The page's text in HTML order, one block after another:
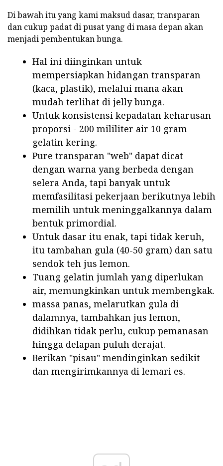
Di bawah itu yang kami maksud dasar, transparan
dan cukup padat di pusat yang di masa depan akan
menjadi pembentukan bunga.
Hal ini diinginkan untuk
mempersiapkan hidangan transparan
(kaca, plastik), melalui mana akan
mudah terlihat di jelly bunga.
Untuk konsistensi kepadatan keharusan
proporsi - 200 mililiter air 10 gram
gelatin kering.
Pure transparan "web" dapat dicat
dengan warna yang berbeda dengan
selera Anda, tapi banyak untuk
memfasilitasi pekerjaan berikutnya lebih
memilih untuk meninggalkannya dalam
bentuk primordial.
Untuk dasar itu enak, tapi tidak keruh,
itu tambahan gula (40-50 gram) dan satu
sendok teh jus lemon.
Tuang gelatin jumlah yang diperlukan
air, memungkinkan untuk membengkak.
massa panas, melarutkan gula di
dalamnya, tambahkan jus lemon,
didihkan tidak perlu, cukup pemanasan
hingga delapan puluh derajat.
Berikan "pisau" mendinginkan sedikit
dan mengirimkannya di lemari es.